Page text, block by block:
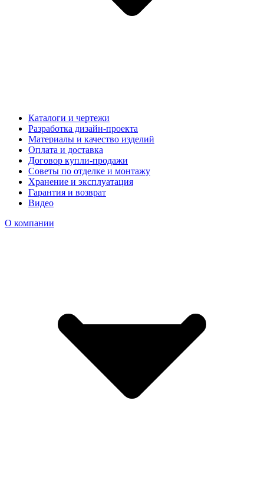
Каталоги и чертежи
Разработка дизайн-проекта
Материалы и качество изделий
Оплата и доставка
Договор купли-продажи
Советы по отделке и монтажу
Хранение и эксплуатация
Гарантия и возврат
Видео
О компании